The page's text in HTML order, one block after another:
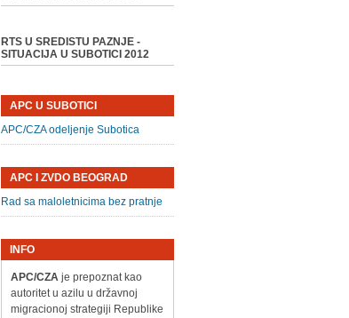
RTS U SREDISTU PAZNJE -
SITUACIJA U SUBOTICI 2012
APC U SUBOTICI
APC/CZA odeljenje Subotica
APC I ZVDO BEOGRAD
Rad sa maloletnicima bez pratnje
INFO
APC/CZAje prepoznat kao
autoritet u azilu u državnoj
migracionoj strategiji Republike